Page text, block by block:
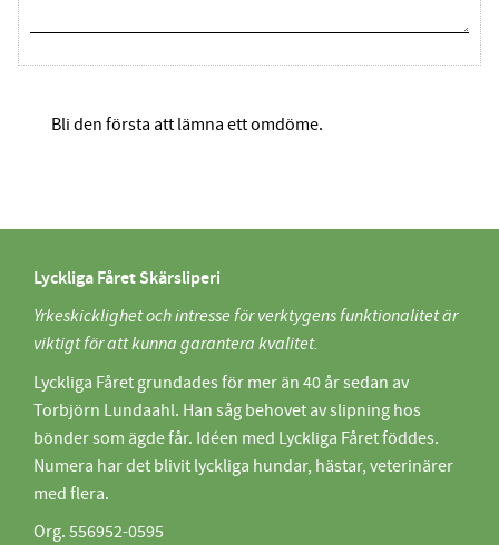
Bli den första att lämna ett omdöme.
Lyckliga Fåret Skärsliperi
Yrkeskicklighet och intresse för verktygens funktionalitet är
viktigt för att kunna garantera kvalitet.
Lyckliga Fåret grundades för mer än 40 år sedan av
Torbjörn Lundaahl. Han såg behovet av slipning hos
bönder som ägde får. Idéen med Lyckliga Fåret föddes.
Numera har det blivit lyckliga hundar, hästar, veterinärer
med flera.
Org. 556952-0595